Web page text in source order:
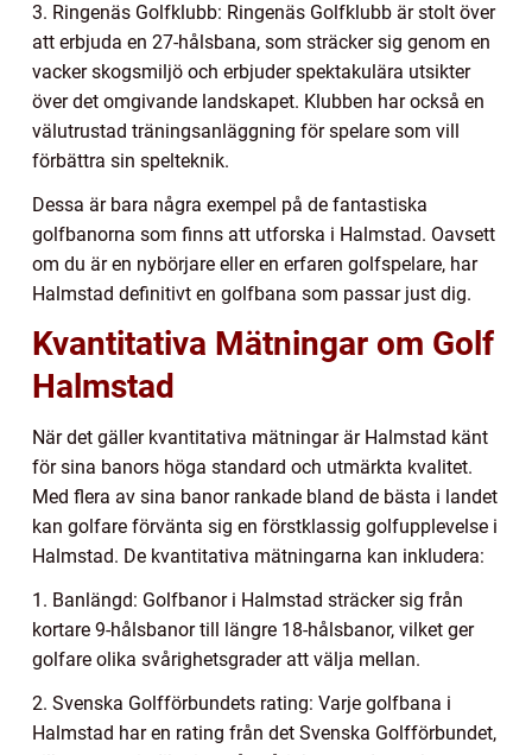
3. Ringenäs Golfklubb: Ringenäs Golfklubb är stolt över
att erbjuda en 27-hålsbana, som sträcker sig genom en
vacker skogsmiljö och erbjuder spektakulära utsikter
över det omgivande landskapet. Klubben har också en
välutrustad träningsanläggning för spelare som vill
förbättra sin spelteknik.
Dessa är bara några exempel på de fantastiska
golfbanorna som finns att utforska i Halmstad. Oavsett
om du är en nybörjare eller en erfaren golfspelare, har
Halmstad definitivt en golfbana som passar just dig.
Kvantitativa Mätningar om Golf
Halmstad
När det gäller kvantitativa mätningar är Halmstad känt
för sina banors höga standard och utmärkta kvalitet.
Med flera av sina banor rankade bland de bästa i landet
kan golfare förvänta sig en förstklassig golfupplevelse i
Halmstad. De kvantitativa mätningarna kan inkludera:
1. Banlängd: Golfbanor i Halmstad sträcker sig från
kortare 9-hålsbanor till längre 18-hålsbanor, vilket ger
golfare olika svårighetsgrader att välja mellan.
2. Svenska Golfförbundets rating: Varje golfbana i
Halmstad har en rating från det Svenska Golfförbundet,